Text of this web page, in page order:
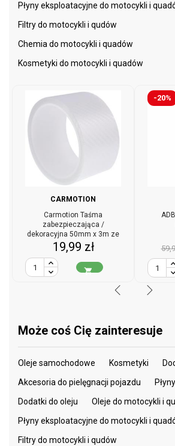
Płyny eksploatacyjne do motocykli i
Filtry do motocykli i qudów
Chemia do motocykli i quadów
Kosmetyki do motocykli i quadów
CARMOTION
Carmotion Taśma
zabezpieczająca /
dekoracyjna 50mm x 3m ze
strukturą carbon bezbarwna
Cena
19,99 zł

-20%
Może coś Cię zainteresuje
Oleje samochodowe Kosmetyki
Akcesoria do pielęgnacji pojazdu
Płyny
Dodatki do oleju
Oleje do motocykli i
Płyny eksploatacyjne do motocykli i
Filtry do motocykli i qudów